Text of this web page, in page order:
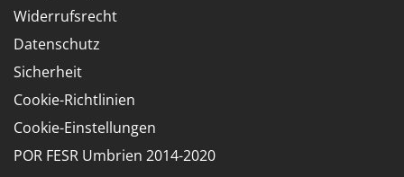
Widerrufsrecht
Datenschutz
Sicherheit
Cookie-Richtlinien
Cookie-Einstellungen
POR FESR Umbrien 2014-2020